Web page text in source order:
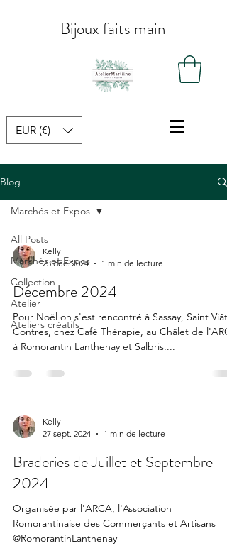
Bijoux faits main
EUR (€)
Blog
All Posts
Marchés et Expos
Collection
Atelier
Ateliers créatifs
Marchés et Expos
Kelly
23 déc. 2024
1 min de lecture
Décembre 2024
Pour Noël on s'est rencontré à Sassay, Saint
Contres, chez Café Thérapie, au Châlet de
à Romorantin Lanthenay et Salbris....
Kelly
27 sept. 2024
1 min de lecture
Braderies de Juillet et Septembre
2024
Organisée par l'ARCA, l'Association
Romorantinaise des Commerçants et Artisans
@RomorantinLanthenay